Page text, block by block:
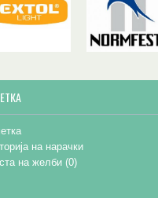
на нарачки
на желби (0)